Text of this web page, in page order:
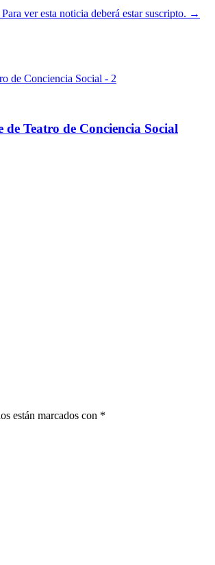
ver esta noticia deberá estar suscripto. →
Teatro de Conciencia Social
están marcados con *